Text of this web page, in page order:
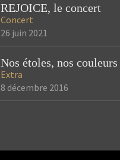
REJOICE, le concert
Concert
26 juin 2021
Nos étoles, nos couleurs
Extra
8 décembre 2016